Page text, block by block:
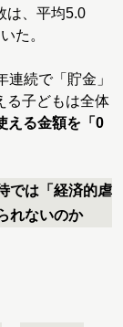
は、平均5.0
た。
続で「貯金」
る子どもは全体
える金額を「0
では「経済的虐
れないのか